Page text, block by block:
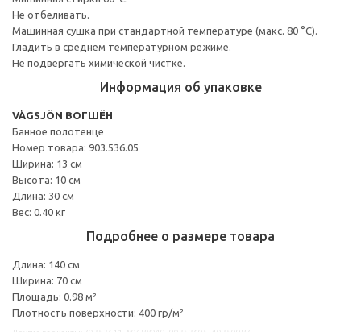
Не отбеливать.
Машинная сушка при стандартной температуре (макс. 80 °C).
Гладить в среднем температурном режиме.
Не подвергать химической чистке.
Информация об упаковке
VÅGSJÖN ВОГШЁН
Банное полотенце
Номер товара: 903.536.05
Ширина: 13 см
Высота: 10 см
Длина: 30 см
Вес: 0.40 кг
Подробнее о размере товара
Длина: 140 см
Ширина: 70 см
Площадь: 0.98 м²
Плотность поверхности: 400 гр/м²